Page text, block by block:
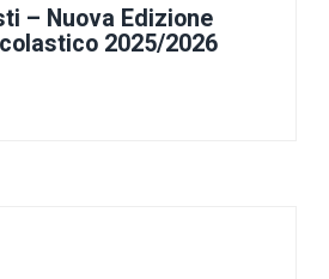
– Nuova Edizione
2025/2026